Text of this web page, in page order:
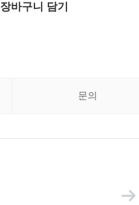
장바구니 담기
문의